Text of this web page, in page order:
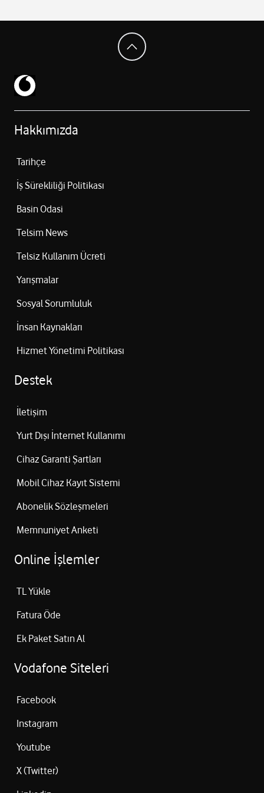
Çift mikrofon (beamforming)
Magic Keyboard + Multi‑Touch trackpad
Fansız (sessiz) tasarım
Yaklaşık 1.22 kg ağırlık
Hakkımızda
Tarihçe
İş Sürekliliği Politikası
Basin Odasi
Telsim News
Telsiz Kullanım Ücreti
Yarışmalar
Sosyal Sorumluluk
İnsan Kaynakları
Hizmet Yönetimi Politikası
Destek
İletişim
Yurt Dışı İnternet Kullanımı
Cihaz Garanti Şartları
Mobil Cihaz Kayıt Sistemi
Abonelik Sözleşmeleri
Memnuniyet Anketi
Online İşlemler
TL Yükle
Fatura Öde
Ek Paket Satın Al
Vodafone Siteleri
Facebook
Instagram
Youtube
X (Twitter)